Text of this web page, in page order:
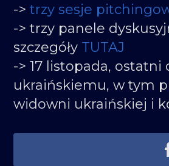
-> trzy sesje
-> trzy panele
szczegóły TUTAJ
-> 17 listopada,
ukraińskiemu, w tym
widowni ukraińskiej i